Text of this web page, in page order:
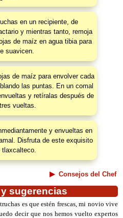
en un recipiente, de
y mientras tanto, remoja
de maíz en agua tibia para
suavicen.
de maíz para envolver cada
las puntas. En un comal
y retíralas después de
vueltas.
y envueltas en
Disfruta de este exquisito
tlaxcalteco.
Consejos del Chef
sugerencias
es que estén frescas, mi novio vive
decir que nos hemos vuelto expertos